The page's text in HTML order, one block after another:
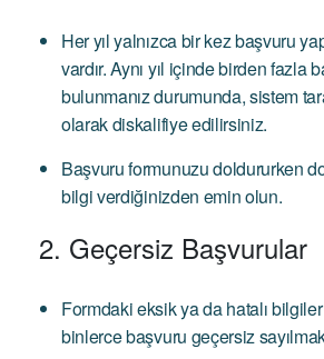
Her yıl yalnızca bir kez başvuru
vardır. Aynı yıl içinde birden fazla
bulunmanız durumunda, sistem
olarak diskalifiye edilirsiniz.
Başvuru formunuzu doldururken
bilgi verdiğinizden emin olun.
2. Geçersiz Başvurular
Formdaki eksik ya da hatalı
binlerce başvuru geçersiz